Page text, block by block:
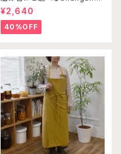
leエプロン ※前部分のみ エ
ンゼルフィッシュグリーン×ネイ
ビー （※本体部分は別売りで
す）
¥2,640
40%OFF